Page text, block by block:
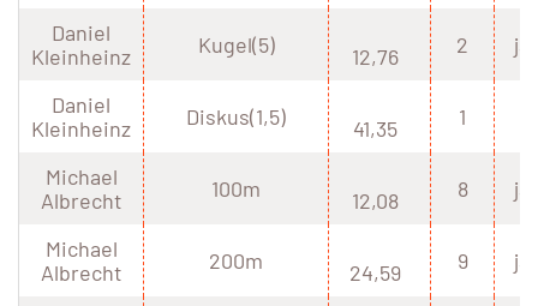
Daniel
Kleinheinz
Kugel(5) 12,76 2 ja
Daniel
Kleinheinz
Diskus(1,5) 41,35 1
Michael
Albrecht
100m 12,08 8 ja
Michael
Albrecht
200m 24,59 9 ja